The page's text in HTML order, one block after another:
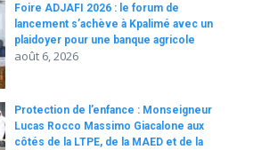
Foire ADJAFI 2026 : le forum de
lancement s’achève à Kpalimé avec un
plaidoyer pour une banque agricole
août 6, 2026
Protection de l’enfance : Monseigneur
Lucas Rocco Massimo Giacalone aux
côtés de la LTPE, de la MAED et de la